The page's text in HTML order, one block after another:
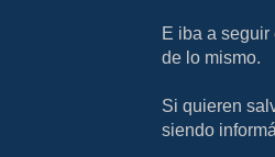
E iba a
de lo mismo.
Si quieren
siendo